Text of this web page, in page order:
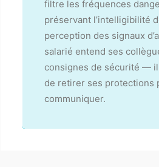
filtre les fréquences
préservant l’intelligibilité
perception des signaux
salarié entend ses
consignes de sécurité — il
de retirer ses protections
communiquer.